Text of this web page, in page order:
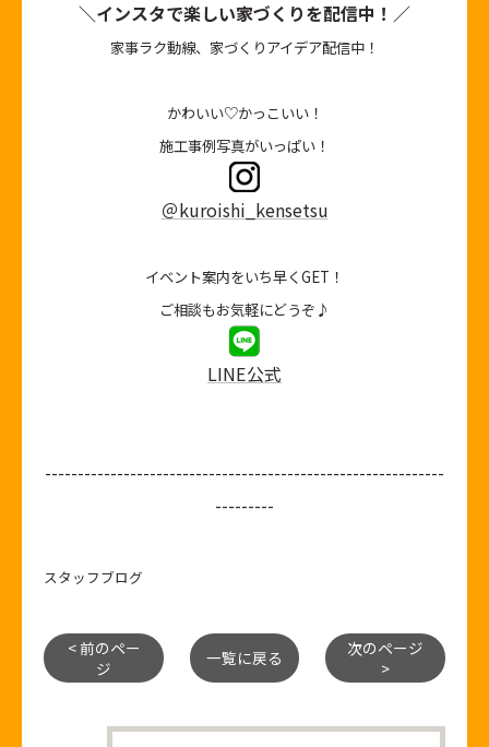
＼インスタで楽しい家づくりを配信中！／
家事ラク動線、家づくりアイデア配信中！
かわいい♡かっこいい！
施工事例写真がいっぱい！
＠kuroishi_kensetsu
イベント案内をいち早くGET！
ご相談もお気軽にどうぞ♪
LINE公式
-------------------------------------------------------------
---------
スタッフブログ
< 前のペー
ジ
一覧に戻る
次のページ
>